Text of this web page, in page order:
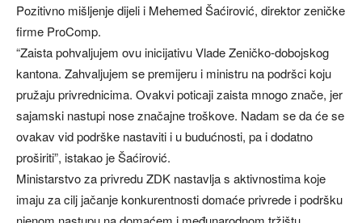
Pozitivno mišljenje dijeli i Mehemed Šaćirović, direktor zeničke
firme ProComp.
“Zaista pohvaljujem ovu inicijativu Vlade Zeničko-dobojskog
kantona. Zahvaljujem se premijeru i ministru na podršci koju
pružaju privrednicima. Ovakvi poticaji zaista mnogo znače, jer
sajamski nastupi nose značajne troškove. Nadam se da će se
ovakav vid podrške nastaviti i u budućnosti, pa i dodatno
proširiti”, istakao je Šaćirović.
Ministarstvo za privredu ZDK nastavlja s aktivnostima koje
imaju za cilj jačanje konkurentnosti domaće privrede i podršku